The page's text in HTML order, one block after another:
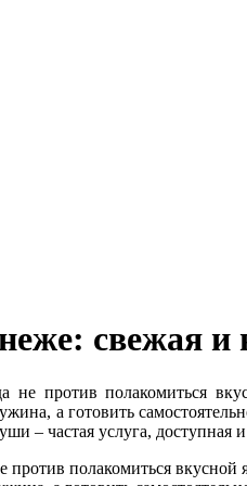
свежая и
не против полакомиться
а готовить
– частая услуга, доступная
против полакомиться